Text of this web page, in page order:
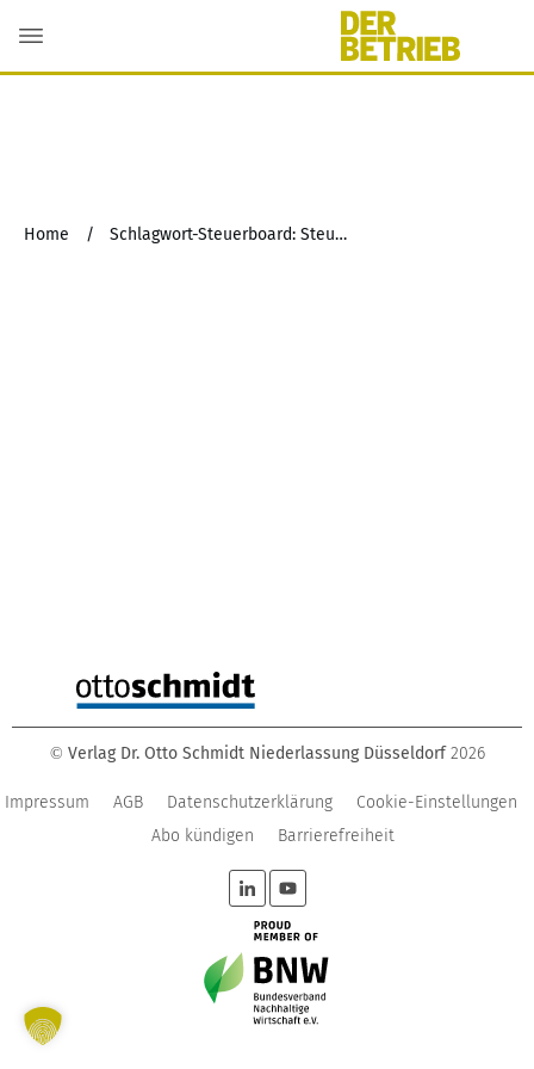
Home / Schlagwort-Steuerboard: Steuerbegrenzung
© Verlag Dr. Otto Schmidt Niederlassung Düsseldorf 2026
Impressum AGB Datenschutzerklärung
Cookie-Einstellungen
Abo kündigen
Barrierefreiheit